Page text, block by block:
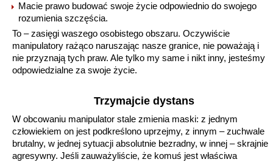
Macie prawo budować swoje życie odpowiednio do swojego
rozumienia szczęścia.
To – zasięgi waszego osobistego obszaru. Oczywiście
manipulatory rażąco naruszając nasze granice, nie poważają i
nie przyznają tych praw. Ale tylko my same i nikt inny, jesteśmy
odpowiedzialne za swoje życie.
Trzymajcie dystans
W obcowaniu manipulator stale zmienia maski: z jednym
człowiekiem on jest podkreślono uprzejmy, z innym – zuchwale
brutalny, w jednej sytuacji absolutnie bezradny, w innej – skrajnie
agresywny. Jeśli zauważyliście, że komuś jest właściwa